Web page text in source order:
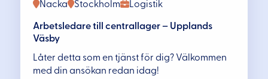
Logistik
Nacka Stockholm
Arbetsledare till centrallager – Upplands
Väsby
Låter detta som en tjänst för dig? Välkommen
med din ansökan redan idag!